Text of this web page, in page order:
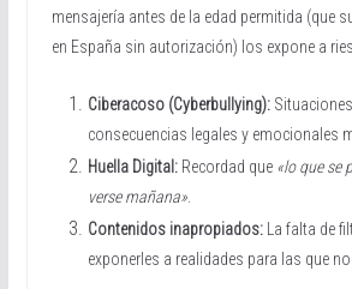
mensajería antes de la edad permitida (que
en España sin autorización) los expone a
Ciberacoso (Cyberbullying):Situaciones
consecuencias legales y emocionales
Huella Digital:Recordad que «lo que se
verse mañana».
Contenidos inapropiados:La falta de
exponerles a realidades para las que